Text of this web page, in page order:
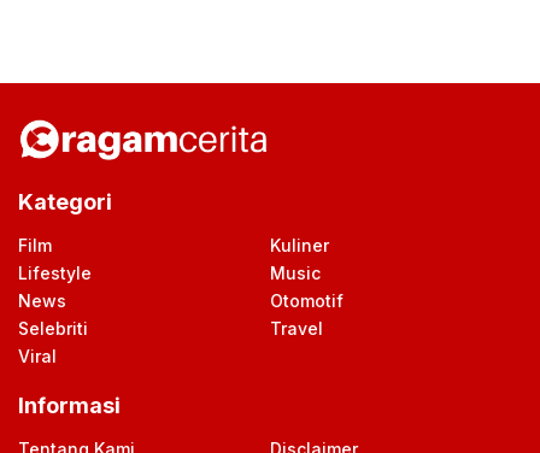
Kategori
Film
Kuliner
Lifestyle
Music
News
Otomotif
Selebriti
Travel
Viral
Informasi